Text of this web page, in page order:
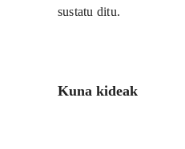
sustatu ditu.
Kuna kideak